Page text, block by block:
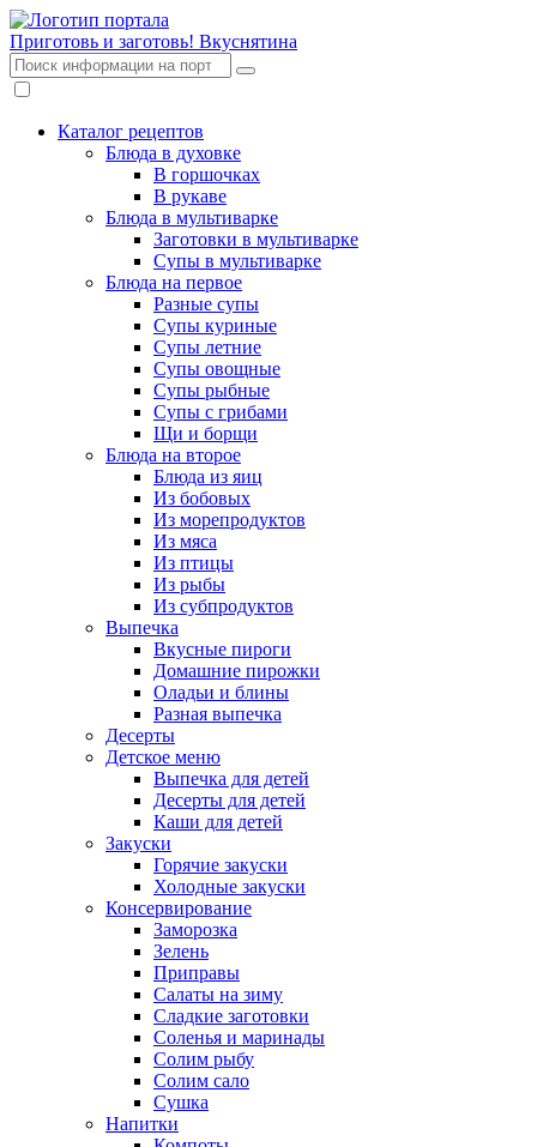
Приготовь и заготовь! Вкуснятина
Каталог рецептов
Блюда в духовке
В горшочках
В рукаве
Блюда в мультиварке
Заготовки в мультиварке
Супы в мультиварке
Блюда на первое
Разные супы
Супы куриные
Супы летние
Супы овощные
Супы рыбные
Супы с грибами
Щи и борщи
Блюда на второе
Блюда из яиц
Из бобовых
Из морепродуктов
Из мяса
Из птицы
Из рыбы
Из субпродуктов
Выпечка
Вкусные пироги
Домашние пирожки
Оладьи и блины
Разная выпечка
Десерты
Детское меню
Выпечка для детей
Десерты для детей
Каши для детей
Закуски
Горячие закуски
Холодные закуски
Консервирование
Заморозка
Зелень
Приправы
Салаты на зиму
Сладкие заготовки
Соленья и маринады
Солим рыбу
Солим сало
Сушка
Напитки